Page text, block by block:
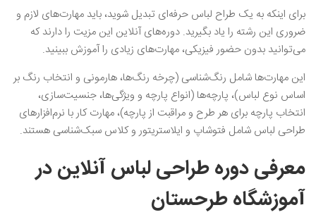
برای اینکه به یک طراح لباس حرفه‌ای تبدیل شوید، باید مهارت‌های لازم و
ضروری این رشته را یاد بگیرید. دوره‌های آنلاین این مزیت را دارند که
می‌توانید بدون حضور فیزیکی، مهارت‌های زیادی را آموزش ببینید.
این مهارت‌ها شامل رنگ‌شناسی (چرخه رنگ‌ها، هارمونی و انتخاب رنگ بر
اساس نوع لباس)، پارچه‌ها (انواع پارچه و ویژگی‌ها، جنسیت‌سازی،
انتخاب پارچه برای هر طرح و مراقبت از پارچه)، مهارت کار با نرم‌افزار‌های
طراحی لباس شامل فتوشاپ و ایلاستریتور و کلاس سبک‌شناسی هستند.
معرفی دوره طراحی لباس آنلاین در
آموزشگاه طرحستان